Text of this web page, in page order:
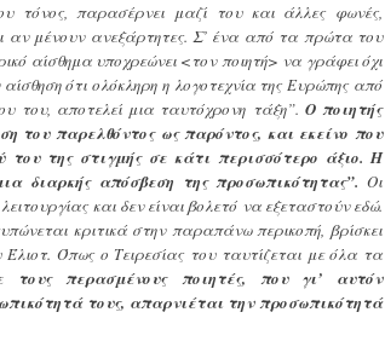
τόνος, παρασέρνει μαζί του και άλλες φωνές,
αν μένουν ανεξάρτητες. Σ’ ένα από τα πρώτα του
αίσθημα υποχρεώνει <τον ποιητή> να γράφει όχι
ότι ολόκληρη η λογοτεχνία της Ευρώπης από
του, αποτελεί μια ταυτόχρονη τάξη”. Ο ποιητής
του παρελθόντος ως παρόντος, και εκείνο που
του της στιγμής σε κάτι περισσότερο άξιο. Η
διαρκής απόσβεση της προσωπικότητας”. Οι
και δεν είναι βολετό να εξεταστούν εδώ.
κριτικά στην παραπάνω περικοπή, βρίσκει
Έλιοτ. Όπως ο Τειρεσίας του ταυτίζεται με όλα τα
τους περασμένους ποιητές, που γι’ αυτόν
τους, απαρνιέται την προσωπικότητά